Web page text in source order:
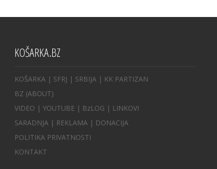
KOŠARKA.BZ
KOŠARKA | SFRJ | SRBIJA | KK PARTIZAN
BZ (ABOUT)
VIDEO | YOUTUBE | BzLOG | LINKOVI
SARADNJA | REKLAMA | DONACIJA
POLITIKA PRIVATNOSTI
KONTAKT